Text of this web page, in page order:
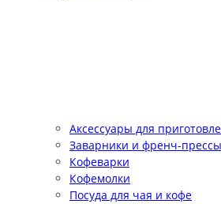
Аксессуары для
Заварники и френч-прессы
Кофеварки
Кофемолки
Посуда для чая и кофе